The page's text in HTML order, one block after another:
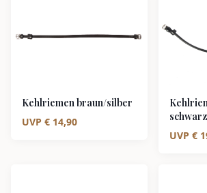
Kehlriemen braun/silber
UVP € 14,90
UVP €